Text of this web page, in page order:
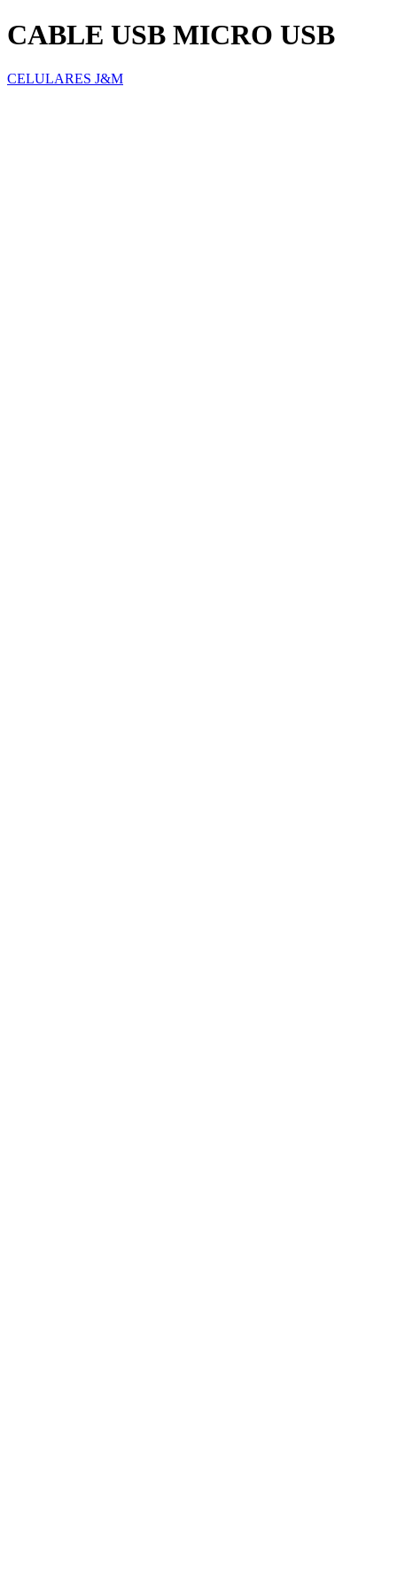
CABLE USB MICRO USB
CELULARES J&M